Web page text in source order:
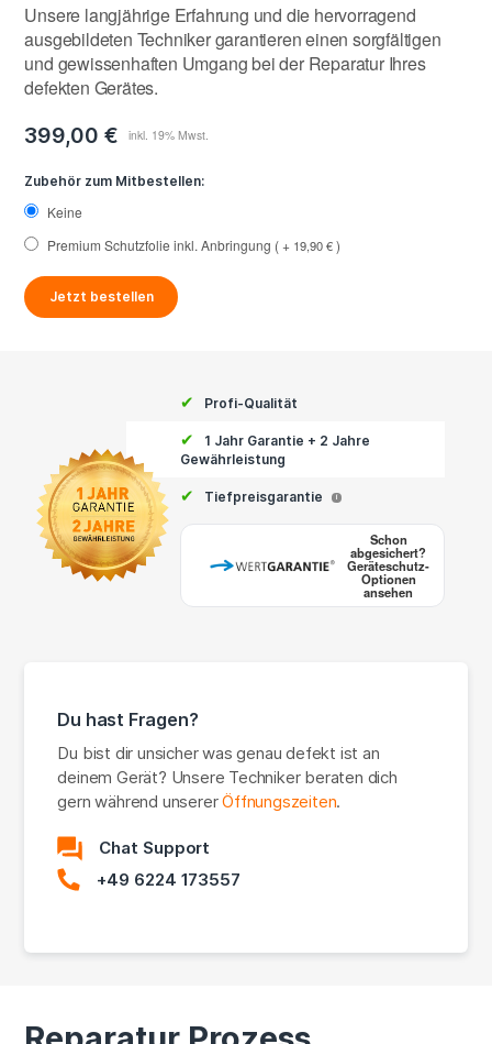
Unsere langjährige Erfahrung und die hervorragend
ausgebildeten Techniker garantieren einen sorgfältigen
und gewissenhaften Umgang bei der Reparatur Ihres
defekten Gerätes.
399,00 €
Zubehör zum Mitbestellen:
Keine
Premium Schutzfolie inkl. Anbringung
+ 19,90 €
Jetzt bestellen
✔ Profi-Qualität
✔
1 Jahr Garantie + 2 Jahre
Gewährleistung
✔ Tiefpreisgarantie i
Schon
abgesichert?
Geräteschutz-
Optionen
ansehen
Du hast Fragen?
Du bist dir unsicher was genau defekt ist an
deinem Gerät? Unsere Techniker beraten dich
gern während unsererÖffnungszeiten.
Chat Support
+49 6224 173557